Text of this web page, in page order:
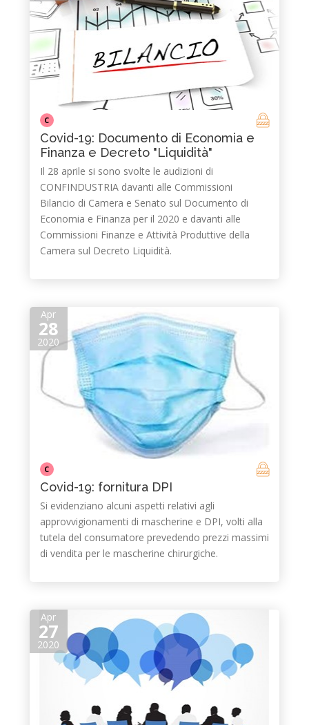
C
Covid-19: Documento di Economia e
Finanza e Decreto "Liquidità"
Il 28 aprile si sono svolte le audizioni di
CONFINDUSTRIA davanti alle Commissioni
Bilancio di Camera e Senato sul Documento di
Economia e Finanza per il 2020 e davanti alle
Commissioni Finanze e Attività Produttive della
Camera sul Decreto Liquidità.​
Apr
28
2020
C
Covid-19: fornitura DPI
Si evidenziano alcuni aspetti relativi agli
approvvigionamenti di mascherine e DPI, volti alla
tutela del consumatore prevedendo prezzi massimi
di vendita per le mascherine chirurgiche.
Apr
27
2020